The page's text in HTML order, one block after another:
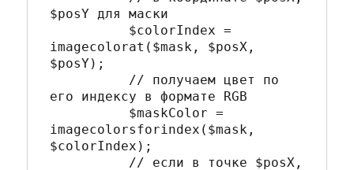
$posY для маски
imagecolorat($mask, $posX,
$posY);
его индексу в формате RGB
imagecolorsforindex($mask,
$colorIndex);